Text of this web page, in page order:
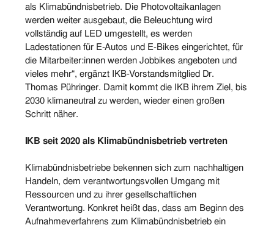
als Klimabündnisbetrieb. Die Photovoltaikanlagen
werden weiter ausgebaut, die Beleuchtung wird
vollständig auf LED umgestellt, es werden
Ladestationen für E-Autos und E-Bikes eingerichtet, für
die Mitarbeiter:innen werden Jobbikes angeboten und
vieles mehr“, ergänzt IKB-Vorstandsmitglied Dr.
Thomas Pühringer. Damit kommt die IKB ihrem Ziel, bis
2030 klimaneutral zu werden, wieder einen großen
Schritt näher.
IKB seit 2020 als Klimabündnisbetrieb vertreten
Klimabündnisbetriebe bekennen sich zum nachhaltigen
Handeln, dem verantwortungsvollen Umgang mit
Ressourcen und zu ihrer gesellschaftlichen
Verantwortung. Konkret heißt das, dass am Beginn des
Aufnahmeverfahrens zum Klimabündnisbetrieb ein